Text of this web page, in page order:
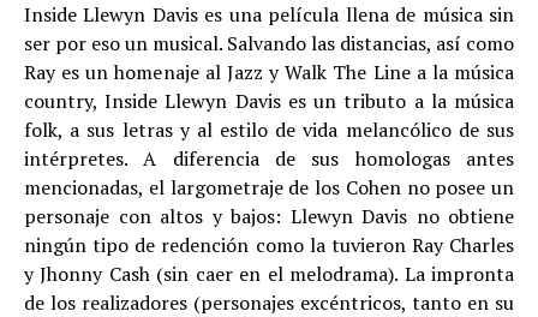
Inside Llewyn Davis es una película llena de música sin
ser por eso un musical. Salvando las distancias, así como
Ray es un homenaje al Jazz y Walk The Line a la música
country, Inside Llewyn Davis es un tributo a la música
folk, a sus letras y al estilo de vida melancólico de sus
intérpretes. A diferencia de sus homologas antes
mencionadas, el largometraje de los Cohen no posee un
personaje con altos y bajos: Llewyn Davis no obtiene
ningún tipo de redención como la tuvieron Ray Charles
y Jhonny Cash (sin caer en el melodrama). La impronta
de los realizadores (personajes excéntricos, tanto en su